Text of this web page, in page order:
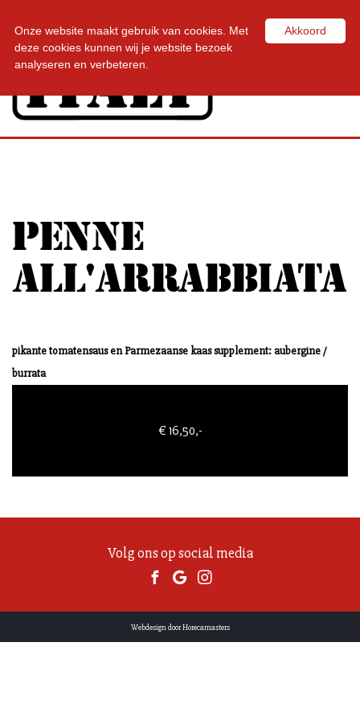
PENNE
ALL'ARRABBIATA
pikante tomatensaus en Parmezaanse kaas supplement: aubergine /
burrata
€ 16,50,-
Volg ons op social media
Webdesign door Horecamasters
Akkoord
Onze website maakt gebruik van cookies. Met
deze cookies kunnen wij je website bezoek
analyseren en verbeteren.